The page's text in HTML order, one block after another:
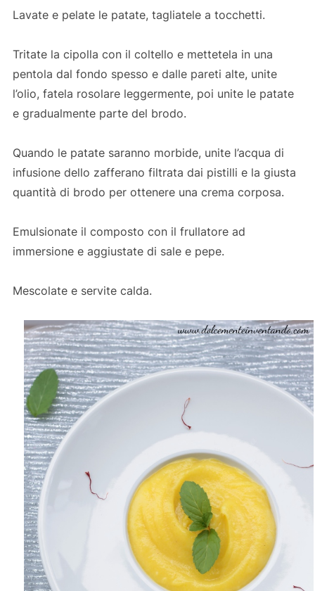
Lavate e pelate le patate, tagliatele a tocchetti.
Tritate la cipolla con il coltello e mettetela in una
pentola dal fondo spesso e dalle pareti alte, unite
l’olio, fatela rosolare leggermente, poi unite le patate
e gradualmente parte del brodo.
Quando le patate saranno morbide, unite l’acqua di
infusione dello zafferano filtrata dai pistilli e la giusta
quantità di brodo per ottenere una crema corposa.
Emulsionate il composto con il frullatore ad
immersione e aggiustate di sale e pepe.
Mescolate e servite calda.